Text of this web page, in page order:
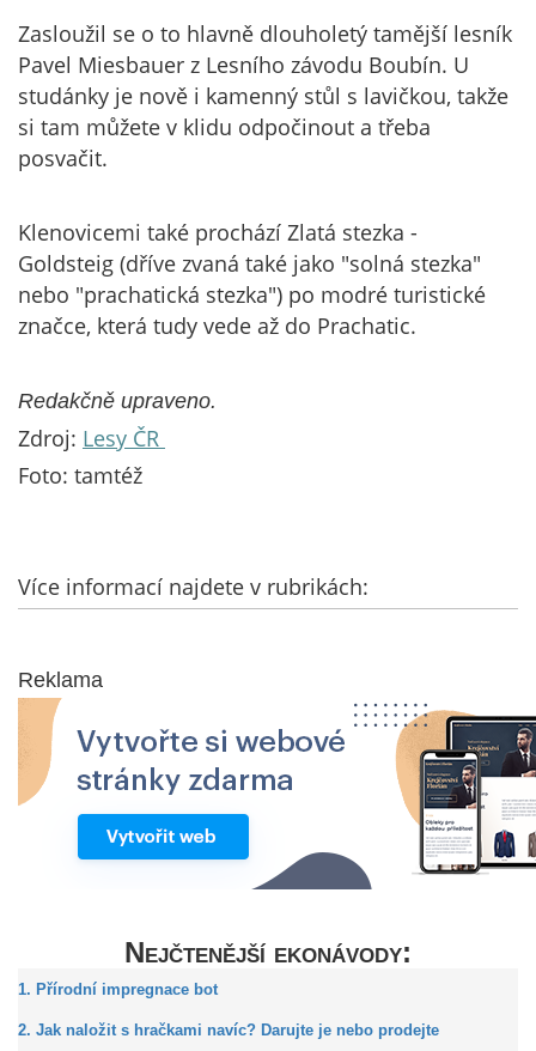
Zasloužil se o to hlavně dlouholetý tamější lesník
Pavel Miesbauer z Lesního závodu Boubín. U
studánky je nově i kamenný stůl s lavičkou, takže
si tam můžete v klidu odpočinout a třeba
posvačit.
Klenovicemi také prochází Zlatá stezka -
Goldsteig (dříve zvaná také jako "solná stezka"
nebo "prachatická stezka") po modré turistické
značce, která tudy vede až do Prachatic.
Redakčně upraveno.
Zdroj: Lesy ČR
Foto: tamtéž
Více informací najdete v rubrikách:
Reklama
Nejčtenější ekonávody:
1. Přírodní impregnace bot
2. Jak naložit s hračkami navíc? Darujte je nebo prodejte